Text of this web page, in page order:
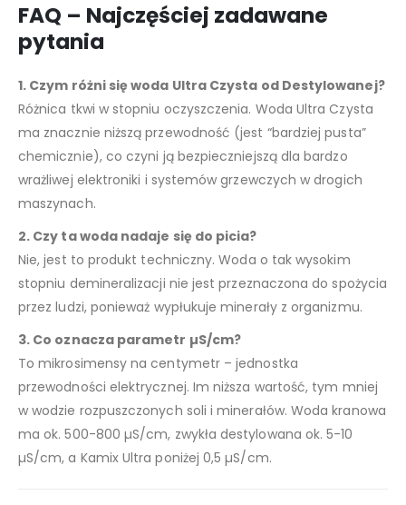
FAQ – Najczęściej zadawane
pytania
1. Czym różni się woda Ultra Czysta od Destylowanej?
Różnica tkwi w stopniu oczyszczenia. Woda Ultra Czysta
ma znacznie niższą przewodność (jest “bardziej pusta”
chemicznie), co czyni ją bezpieczniejszą dla bardzo
wrażliwej elektroniki i systemów grzewczych w drogich
maszynach.
2. Czy ta woda nadaje się do picia?
Nie, jest to produkt techniczny. Woda o tak wysokim
stopniu demineralizacji nie jest przeznaczona do spożycia
przez ludzi, ponieważ wypłukuje minerały z organizmu.
3. Co oznacza parametr µS/cm?
To mikrosimensy na centymetr – jednostka
przewodności elektrycznej. Im niższa wartość, tym mniej
w wodzie rozpuszczonych soli i minerałów. Woda kranowa
ma ok. 500-800 µS/cm, zwykła destylowana ok. 5-10
µS/cm, a Kamix Ultra poniżej 0,5 µS/cm.